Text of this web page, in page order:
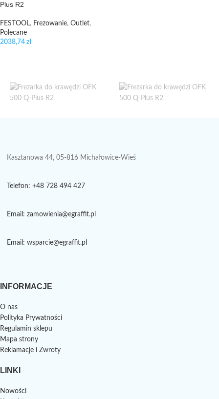
Plus R2
FESTOOL, Frezowanie, Outlet,
Polecane
2038,74 zł
Kasztanowa 44, 05-816 Michałowice-Wieś
Telefon: +48 728 494 427
Email: zamowienia@egraffit.pl
Email: wsparcie@egraffit.pl
INFORMACJE
O nas
Polityka Prywatności
Regulamin sklepu
Mapa strony
Reklamacje i Zwroty
LINKI
Nowości